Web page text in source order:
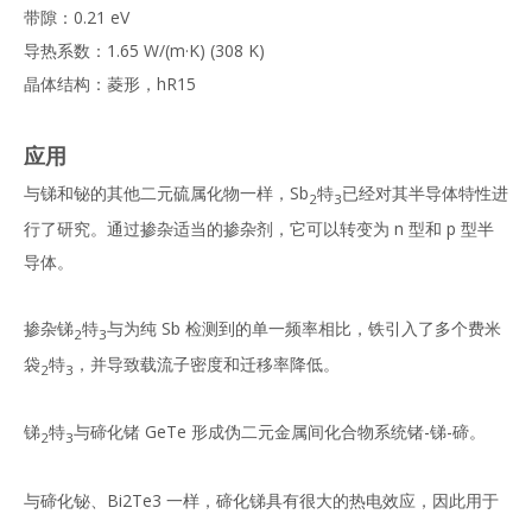
带隙：0.21 eV
导热系数：1.65 W/(m·K) (308 K)
晶体结构：菱形，hR15
应用
与锑和铋的其他二元硫属化物一样，Sb2特3已经对其半导体特性进
行了研究。通过掺杂适当的掺杂剂，它可以转变为 n 型和 p 型半
导体。
掺杂锑2特3与为纯 Sb 检测到的单一频率相比，铁引入了多个费米
袋2特3 ，并导致载流子密度和迁移率降低。
锑2特3与碲化锗 GeTe 形成伪二元金属间化合物系统锗-锑-碲。
与碲化铋、Bi2Te3 一样，碲化锑具有很大的热电效应，因此用于